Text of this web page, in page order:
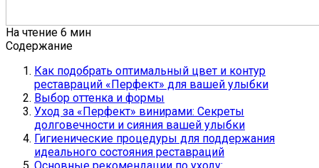
На чтение 6 мин
Содержание
Как подобрать оптимальный цвет и контур
реставраций «Перфект» для вашей улыбки
Выбор оттенка и формы
Уход за «Перфект» винирами: Секреты
долговечности и сияния вашей улыбки
Гигиенические процедуры для поддержания
идеального состояния реставраций